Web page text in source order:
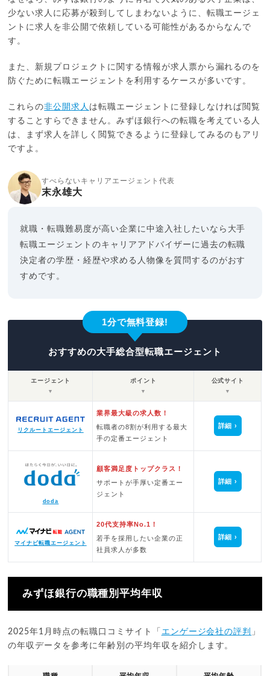
少ない求人に応募が殺到してしまわないように、転職エージェ
ントに求人を非公開で依頼している可能性があるからなんで
す。
また、新規プロジェクトに関する情報が求人票から漏れるのを
防ぐために転職エージェントを利用するケースが多いです。
これらの非公開求人 は転職エージェントに登録しなければ閲覧
することすらできません。みずほ銀行への転職を考えている人
は、まず求人を詳しく閲覧できるように登録してみるのもアリ
ですよ。
すべらないキャリアエージェント代表
末永雄大
就職・転職難易度が高い企業に中途入社したいなら大手
転職エージェントのキャリアアドバイザーに過去の転職
決定者の学歴・経歴や求める人物像を質問するのがおす
すめです。
1分で無料登録!
おすすめの大手総合型転職エージェント
エージェント
▼
ポイント
▼
公式サイト
▼
リクルートエージェント
業界最大級の求人数！
転職者の8割が利用する最大
手の定番エージェント
詳細
doda
顧客満足度トップクラス！
サポートが手厚い定番エー
ジェント
詳細
マイナビ転職エージェント
20代支持率No.1！
若手を採用したい企業の正
社員求人が多数
詳細
みずほ銀行の職種別平均年収
2025年1月時点の転職口コミサイト「 エンゲージ会社の評判
」
の年収データを参考に年齢別の平均年収を紹介します。